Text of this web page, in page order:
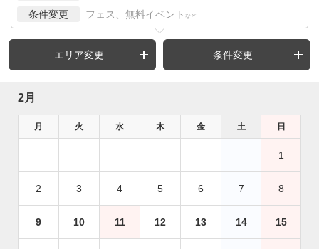
条件変更 フェス、無料イベント など
エリア変更 条件変更
2月
月 火 水 木 金 土 日
1
2 3 4 5 6 7 8
9 10 11 12 13 14 15